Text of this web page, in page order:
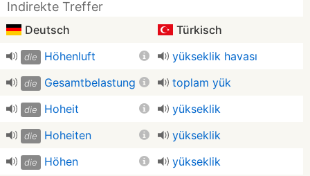
Indirekte Treffer
Deutsch Türkisch
die Höhenluft yükseklik havası
die Gesamtbelastung toplam yük
die Hoheit yükseklik
die Hoheiten yükseklik
die Höhen yükseklik